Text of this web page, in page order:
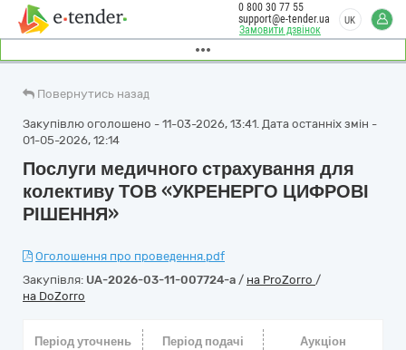
Замовити дзвінок
0 800 30 77 55
support@e-tender.ua
UK
Повернутись назад
Закупівлю оголошено - 11-03-2026, 13:41. Дата останніх змін -
01-05-2026, 12:14
Послуги медичного страхування для
колективу ТОВ «УКРЕНЕРГО ЦИФРОВІ
РІШЕННЯ»
Оголошення про проведення.pdf
Закупівля: UA-2026-03-11-007724-a / на ProZorro /
на DoZorro
Період уточнень
Період подачі
Аукціон